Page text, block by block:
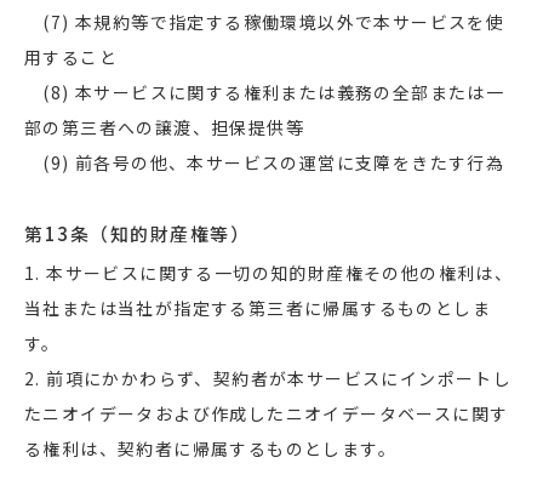
(7) 本規約等で指定する稼働環境以外で本サービスを使
用すること
(8) 本サービスに関する権利または義務の全部または一
部の第三者への譲渡、担保提供等
(9) 前各号の他、本サービスの運営に支障をきたす行為
第13条（知的財産権等）
1. 本サービスに関する一切の知的財産権その他の権利は、
当社または当社が指定する第三者に帰属するものとしま
す。
2. 前項にかかわらず、契約者が本サービスにインポートし
たニオイデータおよび作成したニオイデータベースに関す
る権利は、契約者に帰属するものとします。